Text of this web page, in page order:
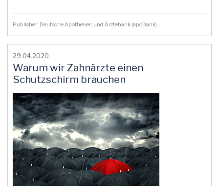
Publisher: Deutsche Apotheker- und Ärztebank (apoBank)
29.04.2020
Warum wir Zahnärzte einen
Schutzschirm brauchen